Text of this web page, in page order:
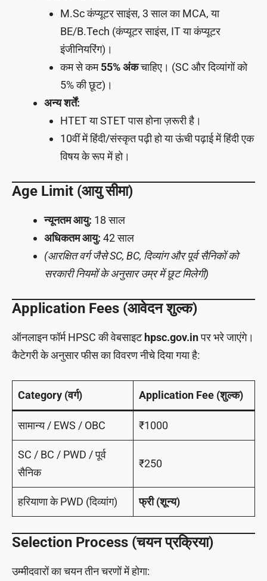
M.Sc कंप्यूटर साइंस, 3 साल का MCA, या
BE/B.Tech (कंप्यूटर साइंस, IT या कंप्यूटर
इंजीनियरिंग)।
कम से कम55% अंकचाहिए। (SC और दिव्यांगों को
5% की छूट)।
अन्य शर्तें:
HTET या STET पास होना ज़रूरी है।
10वीं में हिंदी/संस्कृत पढ़ी हो या ऊंची पढ़ाई में हिंदी एक
विषय के रूप में हो।
Age Limit (आयु सीमा)
न्यूनतम आयु: 18 साल
अधिकतम आयु: 42 साल
(आरक्षित वर्ग जैसे SC, BC, दिव्यांग और पूर्व सैनिकों को
सरकारी नियमों के अनुसार उम्र में छूट मिलेगी)
Application Fees (आवेदन शुल्क)
ऑनलाइन फॉर्म HPSC की वेबसाइटhpsc.gov.inपर भरे जाएंगे।
कैटेगरी के अनुसार फीस का विवरण नीचे दिया गया है:
Category (वर्ग) Application Fee (शुल्क)
सामान्य / EWS / OBC ₹1000
SC / BC / PWD / पूर्व
सैनिक
₹250
हरियाणा के PWD (दिव्यांग) फ्री (शून्य)
Selection Process (चयन प्रक्रिया)
उम्मीदवारों का चयन तीन चरणों में होगा: